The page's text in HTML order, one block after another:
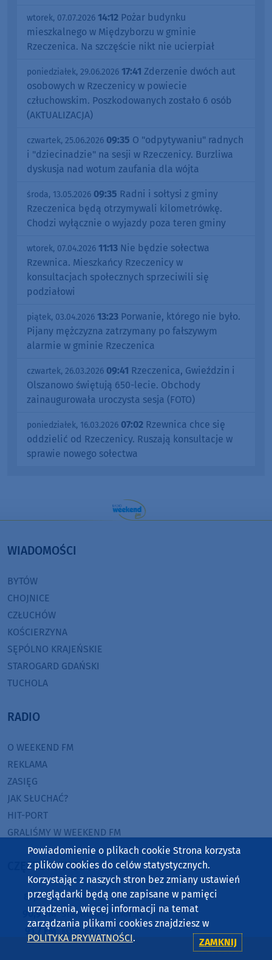
wtorek, 07.07.2026 14:12 Pożar budynku
mieszkalnego w Międzyborzu w gminie
Rzeczenica. Na szczęście nikt nie ucierpiał
poniedziałek, 29.06.2026 17:41 Zderzenie dwóch aut
osobowych w Rzeczenicy w powiecie
człuchowskim. Poszkodowanych zostało 6 osób
(AKTUALIZACJA)
czwartek, 25.06.2026 09:35 O "odpytywaniu" radnych
i "dziecinadzie" na sesji w Rzeczenicy. Burzliwa
dyskusja nad wotum zaufania dla wójta
środa, 13.05.2026 09:35 Radni i sołtysi z gminy
Rzeczenica będą otrzymywali kilometrówkę.
Chodzi wyłącznie o wyjazdy poza teren gminy
wtorek, 07.04.2026 11:13 Nie będzie sołectwa
Rzewnica. Mieszkańcy Rzeczenicy w
konsultacjach społecznych sprzeciwili się
podziałowi
piątek, 03.04.2026 13:23 Porwanie, którego nie było.
Pijany mężczyzna zatrzymany po fałszywym
alarmie w gminie Rzeczenica
czwartek, 26.03.2026 09:41 Rzeczenica, Gwieździn i
Olszanowo świętują 650-lecie. Obchody
zainaugurowała uroczysta sesja (FOTO)
poniedziałek, 16.03.2026 07:02 Rzewnica chce się
oddzielić od Rzeczenicy. Ruszają konsultacje w
sprawie nowego sołectwa
WIADOMOŚCI
BYTÓW
CHOJNICE
CZŁUCHÓW
KOŚCIERZYNA
SĘPÓLNO KRAJEŃSKIE
STAROGARD GDAŃSKI
TUCHOLA
RADIO
O WEEKEND FM
REKLAMA
ZASIĘG
JAK SŁUCHAĆ?
HIT-PORT
GRALIŚMY W WEEKEND FM
CZĘSTOTLIWOŚCI
87,8 FM MIASTKO
90,9 FM STAROGARD GDAŃSKI
91,7 FM KOŚCIERZYNA
Powiadomienie o plikach cookie Strona korzysta
z plików cookies do celów statystycznych.
Korzystając z naszych stron bez zmiany ustawień
przeglądarki będą one zapisane w pamięci
urządzenia, więcej informacji na temat
zarządzania plikami cookies znajdziesz w
POLITYKA PRYWATNOŚCI. ZAMKNIJ